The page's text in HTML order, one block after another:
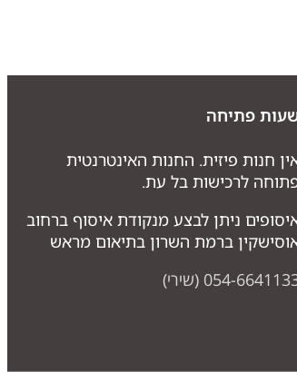
פתיחה
חנות פיזית. החנות האינטרנטית
לרכישות בל עת.
ניתן לבצע מנקודת איסוף ברחוב
ברמת השרון בתיאום מראש
6641133 (שירי)